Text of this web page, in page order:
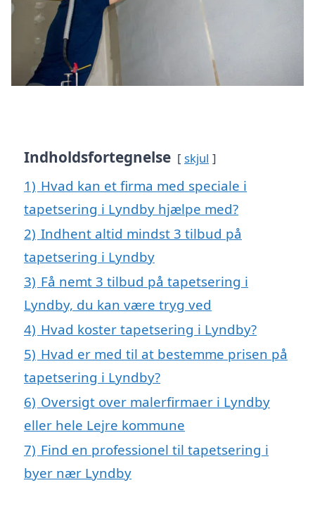
Indholdsfortegnelse skjul
1) Hvad kan et firma med speciale i
tapetsering i Lyndby hjælpe med?
2) Indhent altid mindst 3 tilbud på
tapetsering i Lyndby
3) Få nemt 3 tilbud på tapetsering i
Lyndby, du kan være tryg ved
4) Hvad koster tapetsering i Lyndby?
5) Hvad er med til at bestemme prisen på
tapetsering i Lyndby?
6) Oversigt over malerfirmaer i Lyndby
eller hele Lejre kommune
7) Find en professionel til tapetsering i
byer nær Lyndby